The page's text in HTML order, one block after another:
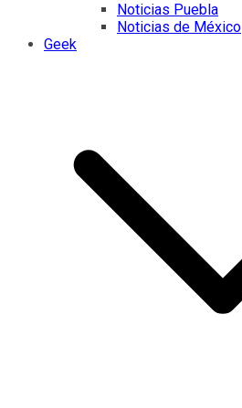
Noticias Puebla
Noticias de México
Geek